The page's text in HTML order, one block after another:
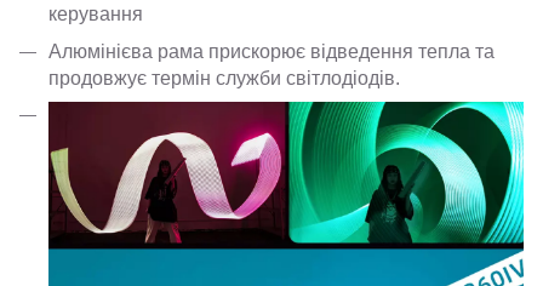
керування
Алюмінієва рама прискорює відведення тепла та
продовжує термін служби світлодіодів.